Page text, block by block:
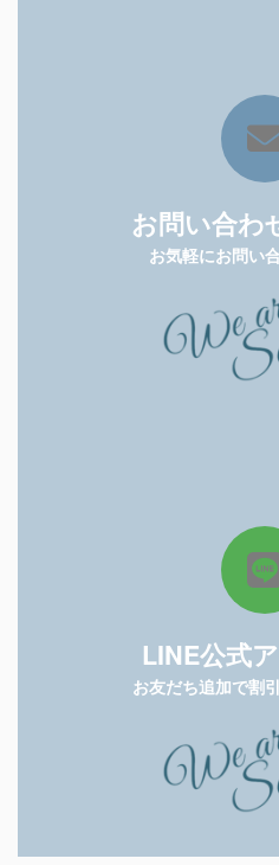
お問い合わ
お気軽にお問い
LINE公式
お友だち追加で割